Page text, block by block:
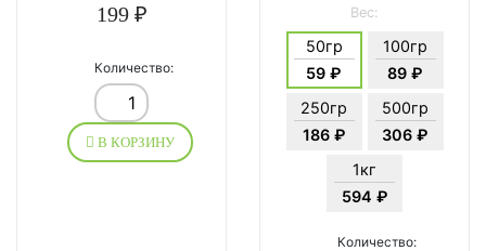
199 ₽
Количество:
В КОРЗИНУ
Вес:
50гр
59 ₽
100гр
89 ₽
250гр
186 ₽
500гр
306 ₽
1кг
594 ₽
Количество: